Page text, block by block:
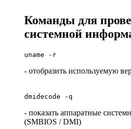
Команды для
системной
uname -r
- отобразить используемую
dmidecode -q
- показать аппаратные
(SMBIOS / DMI)